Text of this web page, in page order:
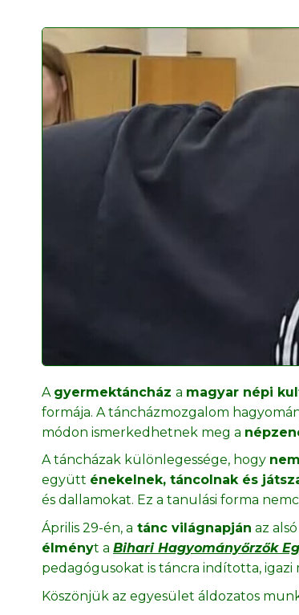
A gyermektáncház a magyar népi
formája. A táncházmozgalom
módon ismerkedhetnek meg a
A táncházak különlegessége, hogy
együtt énekelnek, táncolnak és
és dallamokat. Ez a tanulási forma
Április 29-én, a tánc világnapján az
élményt a Bihari Hagyományőrzők
pedagógusokat is táncra indította,
Köszönjük az egyesület áldozatos